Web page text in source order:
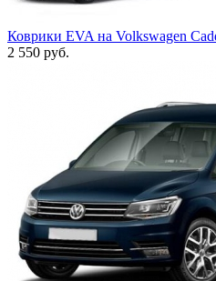
Коврики EVA на Volkswagen
2 550 руб.